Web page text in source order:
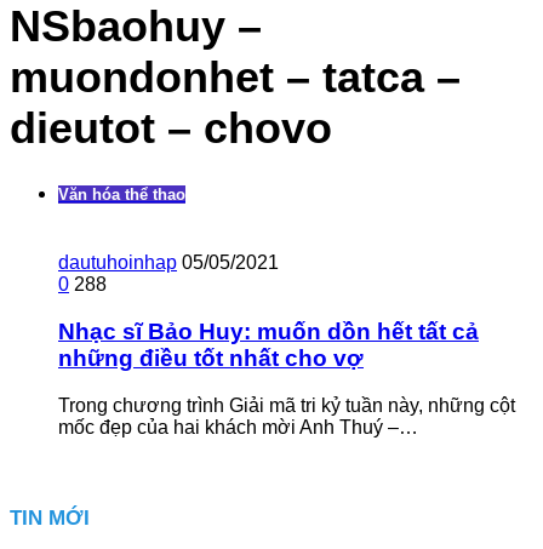
NSbaohuy –
muondonhet – tatca –
dieutot – chovo
Văn hóa thể thao
dautuhoinhap 05/05/2021
0 288
Nhạc sĩ Bảo Huy: muốn dồn hết tất cả
những điều tốt nhất cho vợ
Trong chương trình Giải mã tri kỷ tuần này, những cột
mốc đẹp của hai khách mời Anh Thuý –…
TIN MỚI